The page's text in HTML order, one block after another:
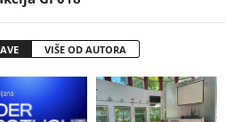
VIŠE OD AUTORA